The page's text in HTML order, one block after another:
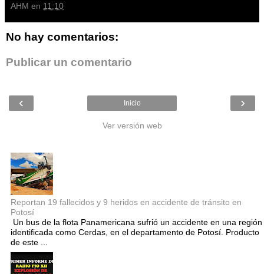
AHM en 11:10
No hay comentarios:
Publicar un comentario
‹ ›
Inicio
Ver versión web
Reportan 19 fallecidos y 9 heridos en accidente de tránsito en
Potosí
Un bus de la flota Panamericana sufrió un accidente en una región
identificada como Cerdas, en el departamento de Potosí. Producto
de este ...